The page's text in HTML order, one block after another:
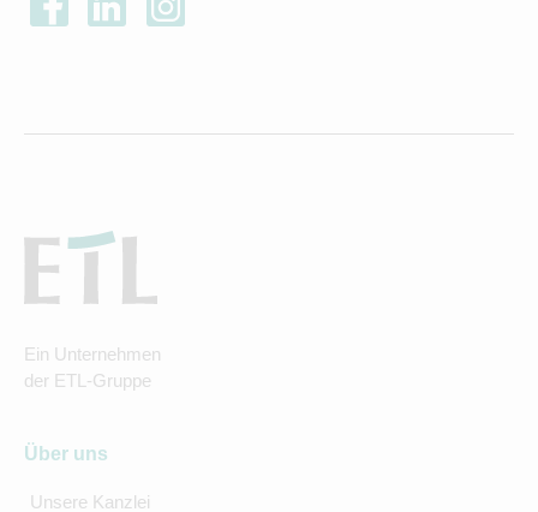
Ein Unternehmen
der ETL-Gruppe
Über uns
Unsere Kanzlei